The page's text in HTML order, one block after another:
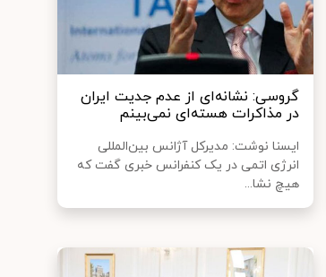
گروسی: نشانه‌ای از عدم جدیت ایران
در مذاکرات هسته‌ای نمی‌بینم
ایسنا نوشت: مدیرکل آژانس بین‌المللی
انرژی اتمی در یک کنفرانس خبری گفت که
هیچ نشا...